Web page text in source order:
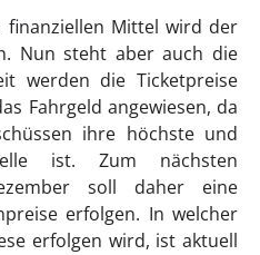
finanziellen Mittel wird der
Nun steht aber auch die
werden die Ticketpreise
Fahrgeld angewiesen, da
ihre höchste und
ist. Zum nächsten
soll daher eine
erfolgen. In welcher
erfolgen wird, ist aktuell